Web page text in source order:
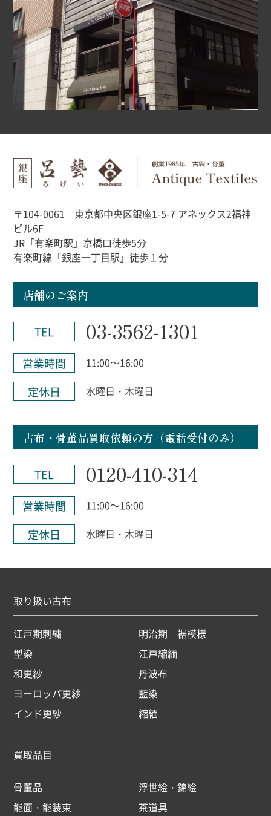
〒104-0061 東京都中央区銀座1-5-7 アネックス2福神
ビル6F
JR「有楽町駅」京橋口徒歩5分
有楽町線「銀座一丁目駅」徒歩１分
店舗のご案内
TEL 03-3562-1301
営業時間 11:00～16:00
定休日 水曜日・木曜日
古布・骨董品買取依頼の方（電話受付のみ）
TEL 0120-410-314
営業時間 11:00～16:00
定休日 水曜日・木曜日
取り扱い古布
江戸期刺繍
明治期 裾模様
型染
江戸縮緬
和更紗
丹波布
ヨーロッパ更紗
藍染
インド更紗
縮緬
買取品目
骨董品
浮世絵・錦絵
能面・能装束
茶道具